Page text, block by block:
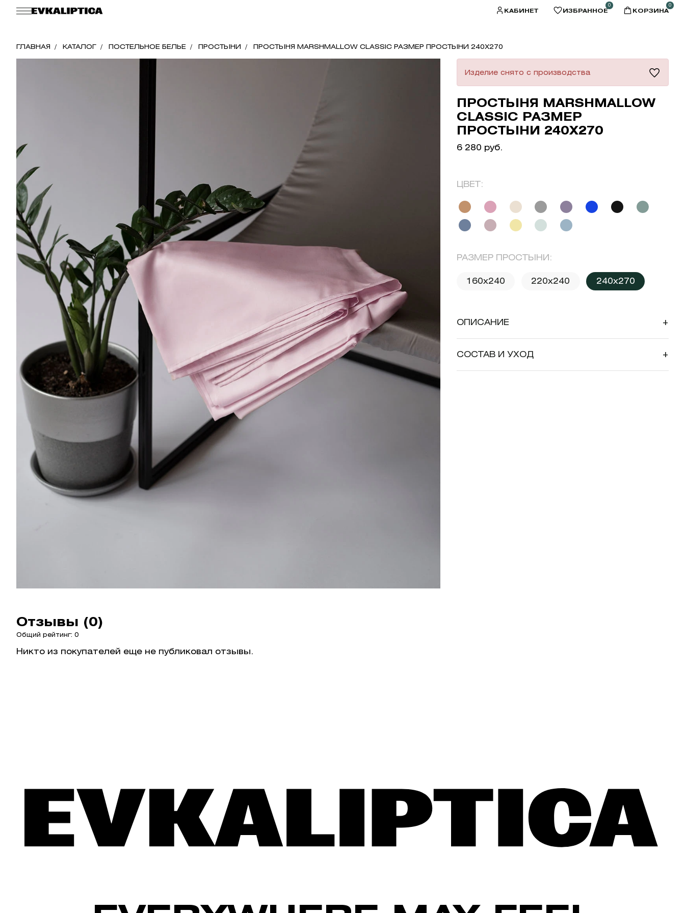
КАБИНЕТ ИЗБРАННОЕ
0
КОРЗИНА
0
ГЛАВНАЯ КАТАЛОГ ПОСТЕЛЬНОЕ БЕЛЬЕ ПРОСТЫНИ ПРОСТЫНЯ MARSHMALLOW CLASSIC РАЗМЕР ПРОСТЫНИ 240X270
Изделие снято с производства
ПРОСТЫНЯ MARSHMALLOW
CLASSIC РАЗМЕР
ПРОСТЫНИ 240X270
6 280 руб.
ЦВЕТ:
РАЗМЕР ПРОСТЫНИ:
160x240 220x240 240x270
ОПИСАНИЕ +
СОСТАВ И УХОД +
Отзывы (0)
Общий рейтинг: 0
Никто из покупателей еще не публиковал отзывы.